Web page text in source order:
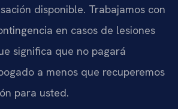
disponible. Trabajamos con
en casos de lesiones
significa que no pagará
a menos que recuperemos
para usted.